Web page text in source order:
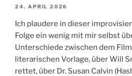
24. APRIL 2026
Ich plaudere in dieser
Folge ein wenig mit mir selbst
Unterschiede zwischen dem
literarischen Vorlage, über Will
rettet, über Dr. Susan Calvin